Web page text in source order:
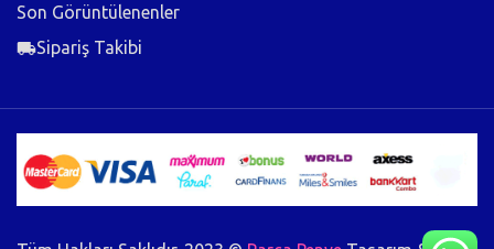
Son Görüntülenenler
Sipariş Takibi